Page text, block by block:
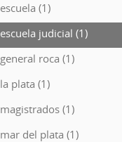
escuela (1)
escuela judicial (1)
general roca (1)
la plata (1)
magistrados (1)
mar del plata (1)